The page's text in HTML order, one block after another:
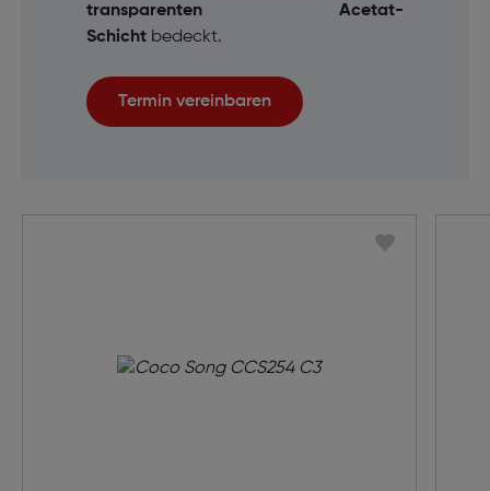
transparenten Acetat-
Schicht bedeckt.
Termin vereinbaren